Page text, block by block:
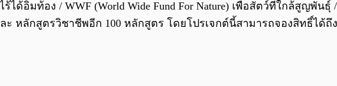
อิ่มท้อง / WWF (World Wide Fund For Nature) เพื่อสัตว์ที่ใกล้สูญพันธุ์ /
หลักสูตรวิชาชีพอีก 100 หลักสูตร โดยโปรเจกต์นี้สามารถจองสิทธิ์ได้ถึ